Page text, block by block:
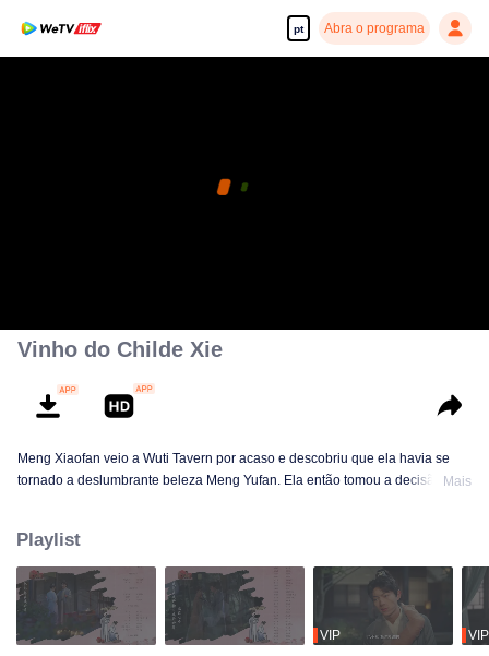
pt Abra o programa
Vinho do Childe Xie
Meng Xiaofan veio a Wuti Tavern por acaso e descobriu que ela havia se
tornado a deslumbrante beleza Meng Yufan. Ela então tomou a decisão
teve que escolher entre amor e pessoas...
Mais
Playlist
VIP VIP